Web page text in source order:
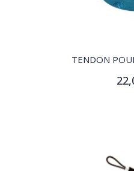
TENDON
Ajouter